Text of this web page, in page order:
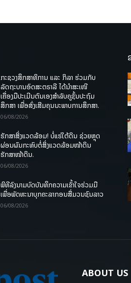
ກະຊວງສຶກສາທິການ ແລະ ກິລາ ຮ່ວມກັບ
ລັດຖະບານອົດສະຕຣາລີ ໄດ້ນຳສະເໜີ
ເຄື່ອງມືປະເມີນຕົນເອງສຳລັບຄູຊັ້ນປະຖົມ
ສຶກສາ ເພື່ອສົ່ງເສີມຄຸນນະພາບການສຶກສາ.
06/08/2026
ຮັກສາສິ່ງແວດລ້ອມ! ບໍ່ແຮ່ໃຕ້ດິນ ຊ່ວຍຫຼຸດ
ຜ່ອນຜົນກະທົບຕໍ່ສິ່ງແວດລ້ອມໜ້າດິນ
ຮັກສາໜ້າດິນ.
06/08/2026
ພິທີລົງນາມບົດບັນທຶກຄວາມເຂົ້າໃຈຮ່ວມມື
ເພື່ອພັດທະນາບຸກຄະລາກອນສື່ມວນຊົນລາວ
06/08/2026
ABOUT US